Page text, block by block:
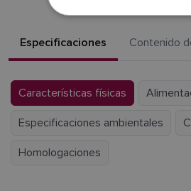
Especificaciones Contenido
Características físicas
Especificaciones ambientales
Homologaciones